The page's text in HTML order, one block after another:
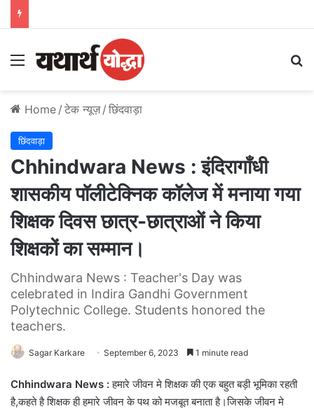
Menu
Home / टेक न्यूज़ / छिंदवाड़ा
छिंदवाड़ा
Chhindwara News : इंदिरागाँधी
शासकीय पॉलीटेक्निक कॉलेज में मनाया गया
शिक्षक दिवस छात्र-छात्राओं ने किया
शिक्षकों का सम्मान।
Chhindwara News : Teacher's Day was
celebrated in Indira Gandhi Government
Polytechnic College. Students honored the
teachers.
Sagar Karkare September 6, 2023 1 minute read
Chhindwara News :हमारे जीवन मे शिक्षक की एक बहुत बड़ी भूमिका रहती
है,कहते है शिक्षक ही हमारे जीवन के पथ को मजबूत बनाता है।जिसके जीवन मे